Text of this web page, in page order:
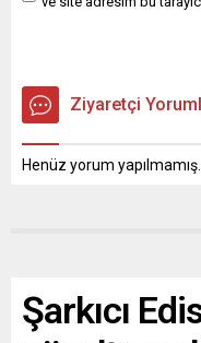
Ziyaretçi
Henüz yorum yapılmamış.
Şarkıcı